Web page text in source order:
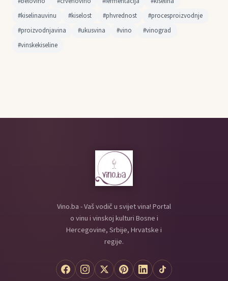
#kiselinauvinu
#kiselost #phvrednost
#procesproizvodnje
#proizvodnjavina
#ukusvina #vino
#vinograd
#vinskekiseline
Vino.ba - Vaš vodič u svijet vina! Portal
o vinu i vinskoj kulturi Bosne i
Hercegovine, Srbije, Hrvatske i
regije.